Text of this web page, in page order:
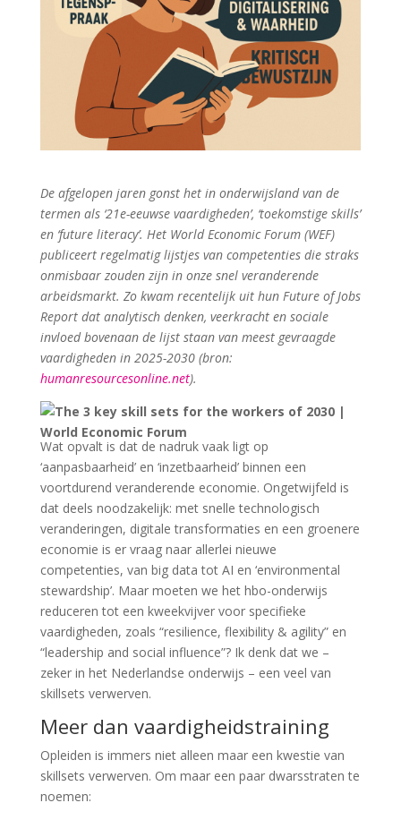
De afgelopen jaren gonst het in onderwijsland van de
termen als ‘21e-eeuwse vaardigheden’, ‘toekomstige skills’
en ‘future literacy’. Het World Economic Forum (WEF)
publiceert regelmatig lijstjes van competenties die straks
onmisbaar zouden zijn in onze snel veranderende
arbeidsmarkt. Zo kwam recentelijk uit hun Future of Jobs
Report dat analytisch denken, veerkracht en sociale
invloed bovenaan de lijst staan van meest gevraagde
vaardigheden in 2025-2030 (bron:
humanresourcesonline.net).
Wat opvalt is dat de nadruk vaak ligt op
‘aanpasbaarheid’ en ‘inzetbaarheid’ binnen een
voortdurend veranderende economie. Ongetwijfeld is
dat deels noodzakelijk: met snelle technologisch
veranderingen, digitale transformaties en een groenere
economie is er vraag naar allerlei nieuwe
competenties, van big data tot AI en ‘environmental
stewardship’. Maar moeten we het hbo-onderwijs
reduceren tot een kweekvijver voor specifieke
vaardigheden, zoals “resilience, flexibility & agility” en
“leadership and social influence”? Ik denk dat we –
zeker in het Nederlandse onderwijs – een veel van
skillsets verwerven.
Meer dan vaardigheidstraining
Opleiden is immers niet alleen maar een kwestie van
skillsets verwerven. Om maar een paar dwarsstraten te
noemen: